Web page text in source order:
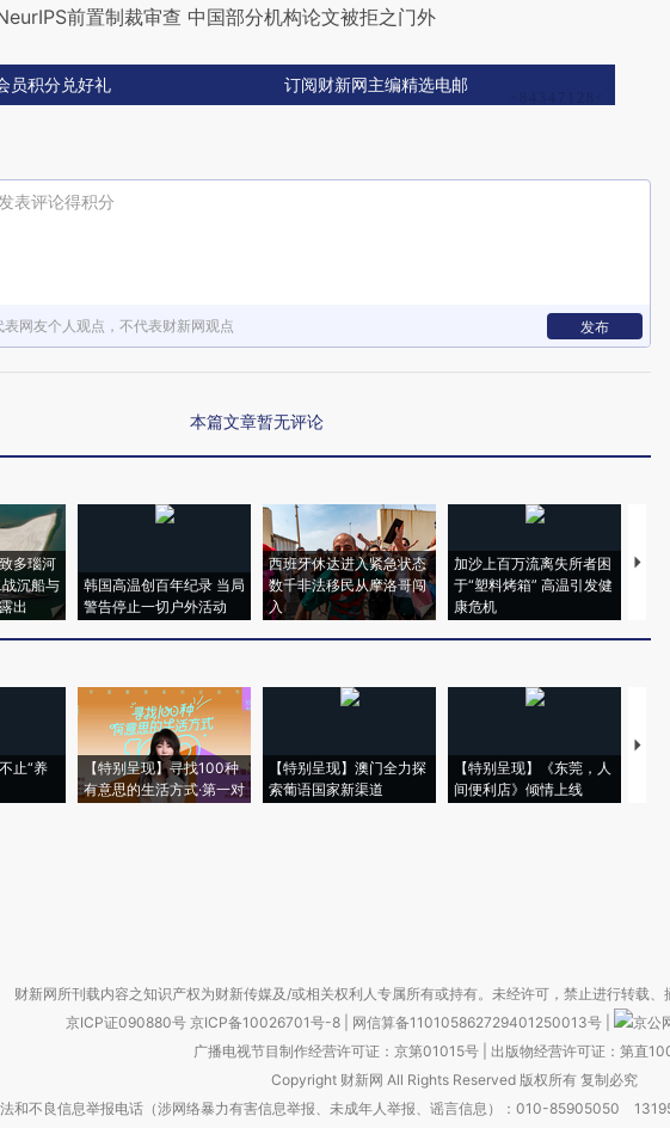
前置制裁审查 中国部分机构论文被拒之门外
员积分兑好礼 订阅财新网主编精选电邮
表评论得积分
表网友个人观点，不代表财新网观点 发布
本篇文章暂无评论
多瑙河
沉船与
出
韩国高温创百年纪录 当局
警告停止一切户外活动
西班牙休达进入紧急状态
数千非法移民从摩洛哥闯
入
加沙上百万流离失所者困
于“塑料烤箱” 高温引发健
康危机
视
术
止“养
【特别呈现】寻找100种
有意思的生活方式·第一对
【特别呈现】澳门全力探
索葡语国家新渠道
【特别呈现】《东莞，人
间便利店》倾情上线
【
财新网所刊载内容之知识产权为财新传媒及/或相关权利人专属所有或持有。未经许可，禁止进行转载、
京ICP证090880号 京ICP备10026701号-8 网信算备110105862729401250013号
京公
广播电视节目制作经营许可证：京第01015号| 出版物经营许可证：第直
Copyright 财新网 All Rights Reserved 版权所有 复制必究
和不良信息举报电话（涉网络暴力有害信息举报、未成年人举报、谣言信息）：010-85905050